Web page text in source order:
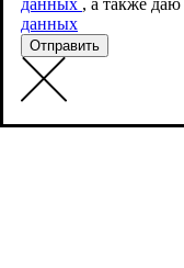
данных
Отправить